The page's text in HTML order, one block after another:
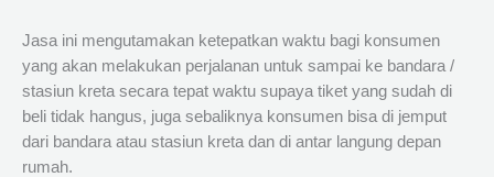
Jasa ini mengutamakan ketepatkan waktu bagi konsumen
yang akan melakukan perjalanan untuk sampai ke bandara /
stasiun kreta secara tepat waktu supaya tiket yang sudah di
beli tidak hangus, juga sebaliknya konsumen bisa di jemput
dari bandara atau stasiun kreta dan di antar langung depan
rumah.